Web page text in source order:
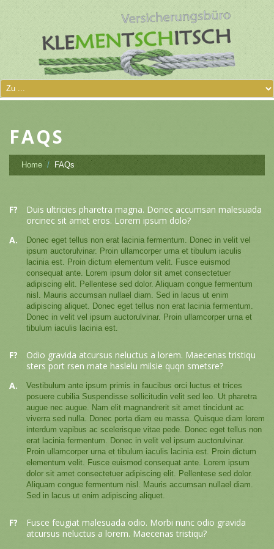
FAQS
Home FAQs
F?
Duis ultricies pharetra magna. Donec accumsan malesuada
orcinec sit amet eros. Lorem ipsum dolo?
A.
Donec eget tellus non erat lacinia fermentum. Donec in velit vel
ipsum auctorulvinar. Proin ullamcorper urna et tibulum iaculis
lacinia est. Proin dictum elementum velit. Fusce euismod
consequat ante. Lorem ipsum dolor sit amet consectetuer
adipiscing elit. Pellentese sed dolor. Aliquam congue fermentum
nisl. Mauris accumsan nullael diam. Sed in lacus ut enim
adipiscing aliquet. Donec eget tellus non erat lacinia fermentum.
Donec in velit vel ipsum auctorulvinar. Proin ullamcorper urna et
tibulum iaculis lacinia est.
F?
Odio gravida atcursus neluctus a lorem. Maecenas tristiqu
sters port rsen mate haslelu milsie quqn smetsre?
A.
Vestibulum ante ipsum primis in faucibus orci luctus et trices
posuere cubilia Suspendisse sollicitudin velit sed leo. Ut pharetra
augue nec augue. Nam elit magnandrerit sit amet tincidunt ac
viverra sed nulla. Donec porta diam eu massa. Quisque diam lorem
interdum vapibus ac scelerisque vitae pede. Donec eget tellus non
erat lacinia fermentum. Donec in velit vel ipsum auctorulvinar.
Proin ullamcorper urna et tibulum iaculis lacinia est. Proin dictum
elementum velit. Fusce euismod consequat ante. Lorem ipsum
dolor sit amet consectetuer adipiscing elit. Pellentese sed dolor.
Aliquam congue fermentum nisl. Mauris accumsan nullael diam.
Sed in lacus ut enim adipiscing aliquet.
F?
Fusce feugiat malesuada odio. Morbi nunc odio gravida
atcursus neluctus a lorem. Maecenas tristiqu?